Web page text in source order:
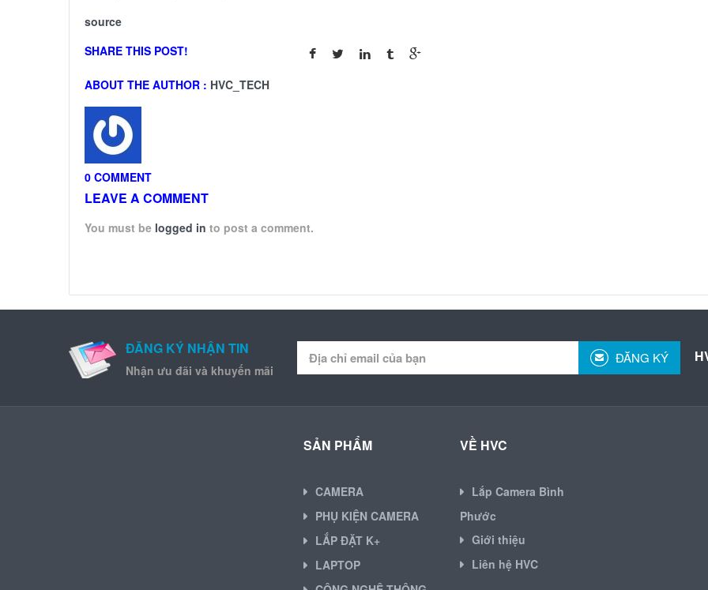
source
SHARE THIS POST!
ABOUT THE AUTHOR : HVC_TECH
0 COMMENT
LEAVE A COMMENT
You must be logged in to post a comment.
ĐĂNG KÝ NHẬN TIN
Nhận ưu đãi và khuyến mãi
ĐĂNG KÝ
SẢN PHẨM
CAMERA
PHỤ KIỆN CAMERA
LẮP ĐẶT K+
LAPTOP
VỀ HVC
Lắp Camera Bình
Phước
Giới thiệu
Liên hệ HVC